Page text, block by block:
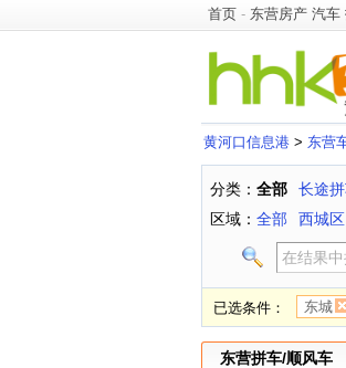
首页 - 东营房产 汽车
黄河口信息港 > 东营
分类： 全部 长途
区域： 全部 西城区
已选条件： 东城
东营拼车/顺风车